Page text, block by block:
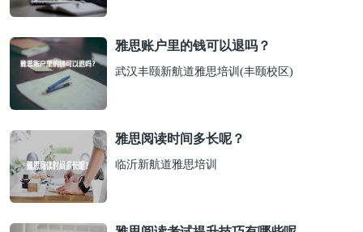
雅思账户里的钱可以退吗？
武汉丰颐新航道雅思培训(丰颐校区)
雅思阅读时间多长呢？
临沂新航道雅思培训